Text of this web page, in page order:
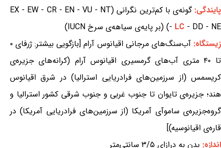
پایندگی:
گونه‌ی با کم‌ترین نگرانی (EX - EW - CR - EN - VU - NT
- LC - DD - NE) (بر پایه‌ی سیاهه‌ی سرخ IUCN)
زیستگاه:
آب‌سنگ‌های مرجانی اقیانوس آرام [بازگویی بیشتر: ژرفای ۰
تا ۴۰ متری آب‌های گرمسیری اقیانوس آرام (کرانه‌های جزیره‌ی
کریسمس (از سرزمین‌های فرادریایی استرالیا) در شرق اقیانوس
هند؛ جزیره‌ی تایوان تا جنوب غربی و جنوب شرقی کشور استرالیا و
گروه‌جزیره‌ی ساموآی آمریکا (از سرزمین‌های فرادریایی آمریکا) در
قاره‌ی اقیانوسیه)]
اندازه: بدن به درازای ۳/۵ سانتی‌متر